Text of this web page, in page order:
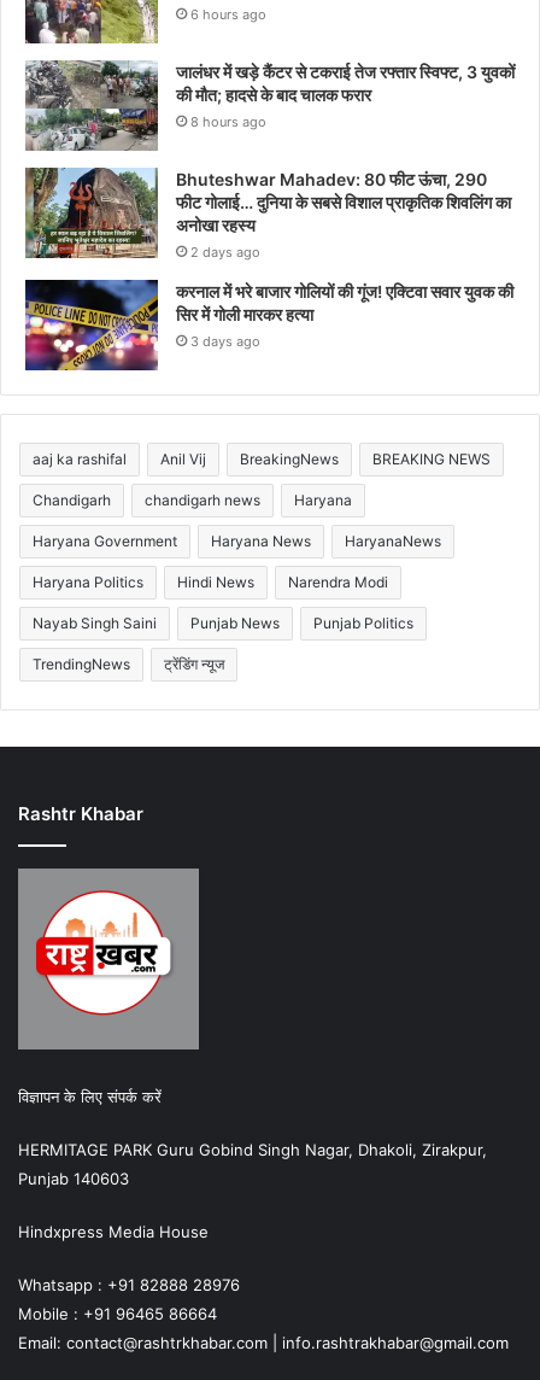
6 hours ago
जालंधर में खड़े कैंटर से टकराई तेज रफ्तार स्विफ्ट, 3 युवकों
की मौत; हादसे के बाद चालक फरार
8 hours ago
Bhuteshwar Mahadev: 80 फीट ऊंचा, 290
फीट गोलाई… दुनिया के सबसे विशाल प्राकृतिक शिवलिंग का
अनोखा रहस्य
2 days ago
करनाल में भरे बाजार गोलियों की गूंज! एक्टिवा सवार युवक की
सिर में गोली मारकर हत्या
3 days ago
aaj ka rashifal Anil Vij BreakingNews BREAKING NEWS
Chandigarh chandigarh news Haryana
Haryana Government Haryana News HaryanaNews
Haryana Politics Hindi News Narendra Modi
Nayab Singh Saini Punjab News Punjab Politics
TrendingNews ट्रेंडिंग न्यूज
Rashtr Khabar
विज्ञापन के लिए संपर्क करें
HERMITAGE PARK Guru Gobind Singh Nagar, Dhakoli, Zirakpur,
Punjab 140603
Hindxpress Media House
Whatsapp : +91 82888 28976
Mobile : +91 96465 86664
Email: contact@rashtrkhabar.com | info.rashtrakhabar@gmail.com